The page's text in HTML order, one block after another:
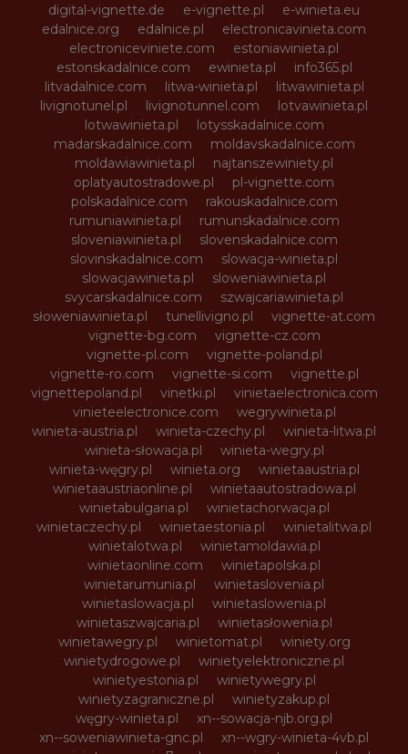
digital-vignette.de
e-vignette.pl
e-winieta.eu
edalnice.org
edalnice.pl
electronicavinieta.com
electroniceviniete.com
estoniawinieta.pl
estonskadalnice.com
ewinieta.pl
info365.pl
litvadalnice.com
litwa-winieta.pl
litwawinieta.pl
livignotunel.pl
livignotunnel.com
lotvawinieta.pl
lotwawinieta.pl
lotysskadalnice.com
madarskadalnice.com
moldavskadalnice.com
moldawiawinieta.pl
najtanszewiniety.pl
oplatyautostradowe.pl
pl-vignette.com
polskadalnice.com
rakouskadalnice.com
rumuniawinieta.pl
rumunskadalnice.com
sloveniawinieta.pl
slovenskadalnice.com
slovinskadalnice.com
slowacja-winieta.pl
slowacjawinieta.pl
sloweniawinieta.pl
svycarskadalnice.com
szwajcariawinieta.pl
słoweniawinieta.pl
tunellivigno.pl
vignette-at.com
vignette-bg.com
vignette-cz.com
vignette-pl.com
vignette-poland.pl
vignette-ro.com
vignette-si.com
vignette.pl
vignettepoland.pl
vinetki.pl
vinietaelectronica.com
vinieteelectronice.com
wegrywinieta.pl
winieta-austria.pl
winieta-czechy.pl
winieta-litwa.pl
winieta-słowacja.pl
winieta-wegry.pl
winieta-węgry.pl
winieta.org
winietaaustria.pl
winietaaustriaonline.pl
winietaautostradowa.pl
winietabulgaria.pl
winietachorwacja.pl
winietaczechy.pl
winietaestonia.pl
winietalitwa.pl
winietalotwa.pl
winietamoldawia.pl
winietaonline.com
winietapolska.pl
winietarumunia.pl
winietaslovenia.pl
winietaslowacja.pl
winietaslowenia.pl
winietaszwajcaria.pl
winietasłowenia.pl
winietawegry.pl
winietomat.pl
winiety.org
winietydrogowe.pl
winietyelektroniczne.pl
winietyestonia.pl
winietywegry.pl
winietyzagraniczne.pl
winietyzakup.pl
węgry-winieta.pl
xn--sowacja-njb.org.pl
xn--soweniawinieta-gnc.pl
xn--wgry-winieta-4vb.pl